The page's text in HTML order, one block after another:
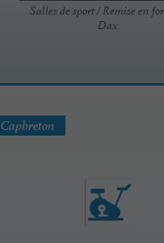
Salles de sport / Remise en
Dax
Capbreton